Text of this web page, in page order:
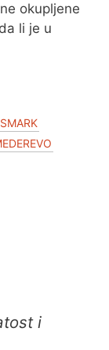
okupljene
li je u
i